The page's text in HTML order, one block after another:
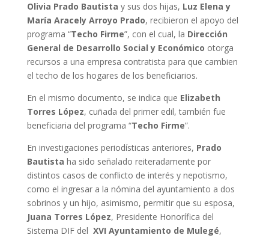
Olivia Prado Bautista y sus dos hijas, Luz Elena y
María Aracely Arroyo Prado, recibieron el apoyo del
programa “Techo Firme”, con el cual, la Dirección
General de Desarrollo Social y Económico otorga
recursos a una empresa contratista para que cambien
el techo de los hogares de los beneficiarios.
En el mismo documento, se indica que Elizabeth
Torres López, cuñada del primer edil, también fue
beneficiaria del programa “Techo Firme”.
En investigaciones periodísticas anteriores, Prado
Bautista ha sido señalado reiteradamente por
distintos casos de conflicto de interés y nepotismo,
como el ingresar a la nómina del ayuntamiento a dos
sobrinos y un hijo, asimismo, permitir que su esposa,
Juana Torres López, Presidente Honorífica del
Sistema DIF del XVI Ayuntamiento de Mulegé,